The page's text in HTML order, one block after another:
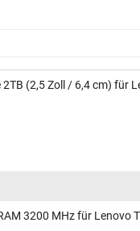
(2,5 Zoll / 6,4 cm) für
3200 MHz für Lenovo